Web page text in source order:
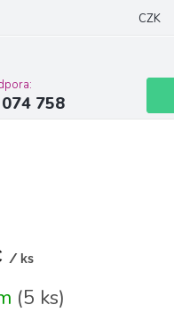
ochrany osobních údajů
CZK
758
/ ks
(5 ks)